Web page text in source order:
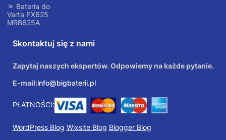
Bateria do
Varta PX625
MRB625A
Skontaktuj się z nami
Zapytaj naszych ekspertów. Odpowiemy na każde pytanie.
E-mail:info@bigbaterii.pl
PŁATNOŚCI:
WordPress Blog Wixsite Blog Blogger Blog